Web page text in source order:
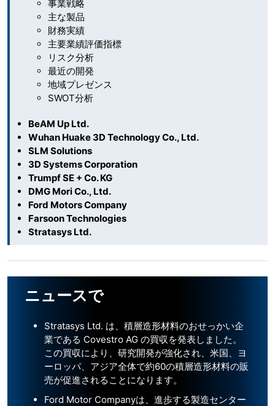
事業戦略
主な製品
財務実績
主要業績評価指標
リスク分析
最近の開発
地域プレゼンス
SWOT分析
BeAM Up Ltd.
Wuhan Huake 3D Technology Co., Ltd.
SLM Solutions
3D Systems Corporation
Trumpf SE + Co. KG
DMG Mori Co., Ltd.
Ford Motors Company
Farsoon Technologies
Stratasys Ltd.
ニュースで
Stratasys Ltd. は、積層造形材料のおせっかい企
業である Covestro AG の買収を発表しました。
この買収により、研究開発が強化され、米国、ヨ
ーロッパ、アジア全体で約60の積層造形材料の販
売が促進されることになります。
Ford Motor Companyは、進歩する製造センター